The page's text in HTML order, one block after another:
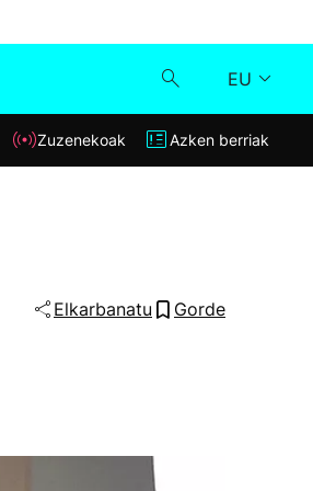
EU
Klisk
Zuzenekoak Azken berriak
Elkarbanatu Gorde